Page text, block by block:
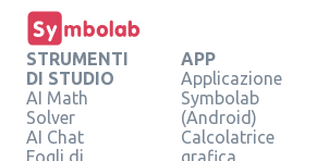
STRUMENTI
DI STUDIO
AI Math
Solver
AI Chat
Fogli di
APP
Applicazione
Symbolab
(Android)
Calcolatrice
grafica